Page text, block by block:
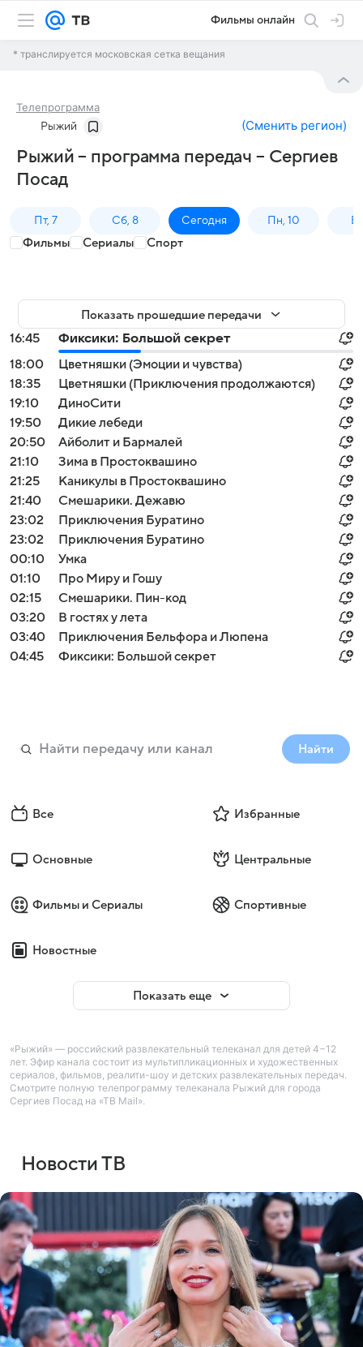
Фильмы онлайн
* транслируется московская сетка вещания
Телепрограмма
Рыжий (Сменить регион)
Рыжий – программа передач – Сергиев
Посад
Пт, 7 Сб, 8 Сегодня Пн, 10
Фильмы Сериалы Спорт
Показать прошедшие передачи
16:45
Фиксики: Большой секрет
18:00
Цветняшки (Эмоции и чувства)
18:35
Цветняшки (Приключения продолжаются)
19:10
ДиноСити
19:50
Дикие лебеди
20:50
Айболит и Бармалей
21:10
Зима в Простоквашино
21:25
Каникулы в Простоквашино
21:40
Смешарики. Дежавю
23:02
Приключения Буратино
23:02
Приключения Буратино
00:10
Умка
01:10
Про Миру и Гошу
02:15
Смешарики. Пин-код
03:20
В гостях у лета
03:40
Приключения Бельфора и Люпена
04:45
Фиксики: Большой секрет
Найти
Все Избранные
Основные Центральные
Фильмы и Сериалы Спортивные
Новостные
Показать еще
«Рыжий» — российский развлекательный телеканал для детей 4−12
лет. Эфир канала состоит из мультипликационных и художественных
сериалов, фильмов, реалити-шоу и детских развлекательных передач.
Смотрите полную телепрограмму телеканала Рыжий для города
Сергиев Посад на «ТВ Mail».
Новости ТВ